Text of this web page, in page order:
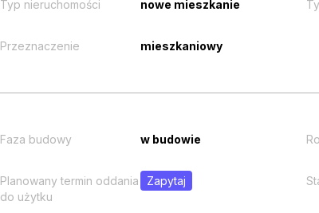
Typ nieruchomości nowe mieszkanie
Przeznaczenie mieszkaniowy
Faza budowy w budowie
Planowany termin oddania
do użytku
Zapytaj